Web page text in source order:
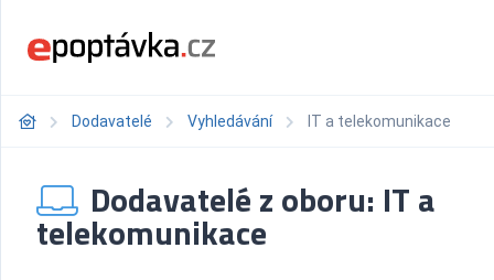
Dodavatelé Vyhledávání IT a telekomunikace
Dodavatelé z oboru: IT a
telekomunikace